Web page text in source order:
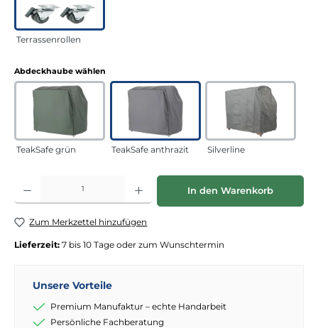
Terrassenrollen
Abdeckhaube wählen
TeakSafe grün TeakSafe anthrazit Silverline
Produkt Anzahl: Gib den gewünschten Wert ein oder benutze die
In den Warenkorb
Zum Merkzettel hinzufügen
Lieferzeit: 7 bis 10 Tage oder zum Wunschtermin
Unsere Vorteile
Premium Manufaktur – echte Handarbeit
Persönliche Fachberatung